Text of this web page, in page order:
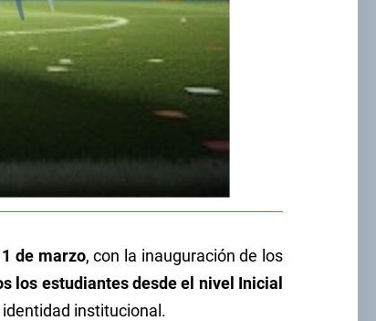
de marzo, con la inauguración de los
los estudiantes desde el nivel Inicial
identidad institucional.